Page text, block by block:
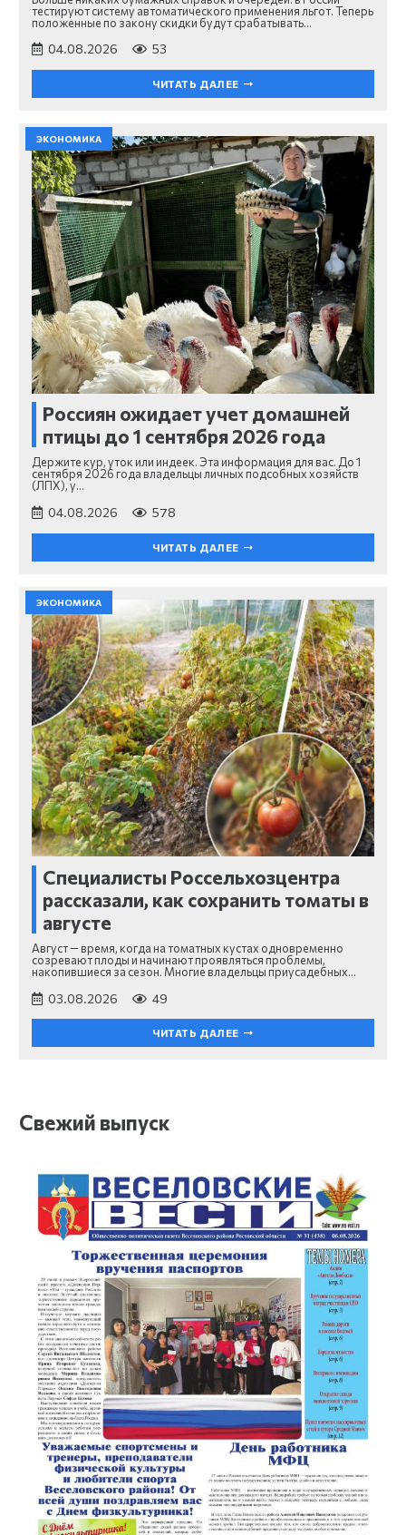
тестируют систему автоматического применения льгот. Теперь
положенные по закону скидки будут срабатывать…
04.08.2026 53
ЧИТАТЬ ДАЛЕЕ
ЭКОНОМИКА
Россиян ожидает учет домашней
птицы до 1 сентября 2026 года
Держите кур, уток или индеек. Эта информация для вас. До 1
сентября 2026 года владельцы личных подсобных хозяйств
(ЛПХ), у…
04.08.2026 578
ЧИТАТЬ ДАЛЕЕ
ЭКОНОМИКА
Специалисты Россельхозцентра
рассказали, как сохранить томаты в
августе
Август — время, когда на томатных кустах одновременно
созревают плоды и начинают проявляться проблемы,
накопившиеся за сезон. Многие владельцы приусадебных…
03.08.2026 49
ЧИТАТЬ ДАЛЕЕ
Свежий выпуск